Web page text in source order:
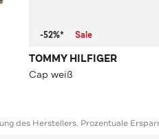
-52%* Sale
TOMMY HILFIGER
Cap weiß
des Herstellers. Prozentuale